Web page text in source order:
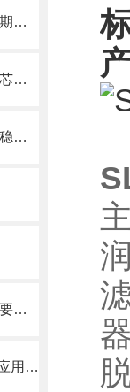
LED外延设备滤芯的作用及维护周期科普
净流护航：喷气燃料过滤分离器滤芯的使用目的
天然气脱水滤芯材料兼容性与化学稳定性
如何判断真空泵过滤器滤芯是否需要更换？
Veeco外延设备滤芯的核心功能与应用场景